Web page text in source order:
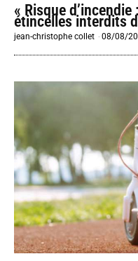
« Risque
étincelles interdits
jean-christophe collet -08/08/